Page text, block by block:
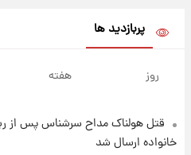
۱۹ ساعت پیش
پربازدید ها
روز هفته
قتل هولناک مداح سرشناس پس از
خانواده ارسال شد